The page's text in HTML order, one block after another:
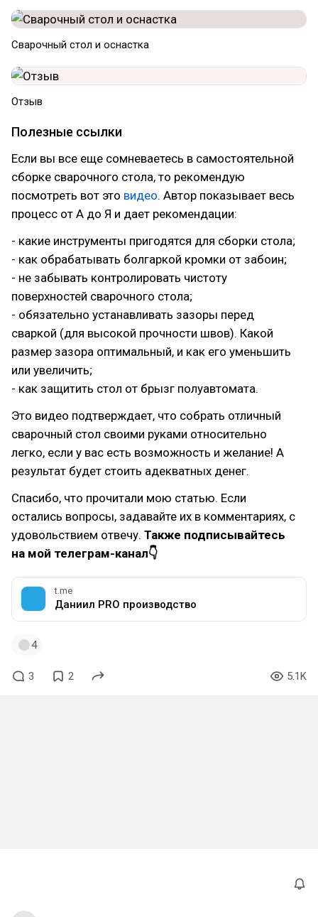
Сварочный стол и оснастка
Отзыв
Полезные ссылки
Если вы все еще сомневаетесь в самостоятельной
сборке сварочного стола, то рекомендую
посмотреть вот это видео. Автор показывает весь
процесс от А до Я и дает рекомендации:
- какие инструменты пригодятся для сборки стола;
- как обрабатывать болгаркой кромки от забоин;
- не забывать контролировать чистоту
поверхностей сварочного стола;
- обязательно устанавливать зазоры перед
сваркой (для высокой прочности швов). Какой
размер зазора оптимальный, и как его уменьшить
или увеличить;
- как защитить стол от брызг полуавтомата.
Это видео подтверждает, что собрать отличный
сварочный стол своими руками относительно
легко, если у вас есть возможность и желание! А
результат будет стоить адекватных денег.
Спасибо, что прочитали мою статью. Если
остались вопросы, задавайте их в комментариях, с
удовольствием отвечу. Также подписывайтесь
на мой телеграм-канал👇
t.me
Даниил PRO производство
4
3 2 5.1K